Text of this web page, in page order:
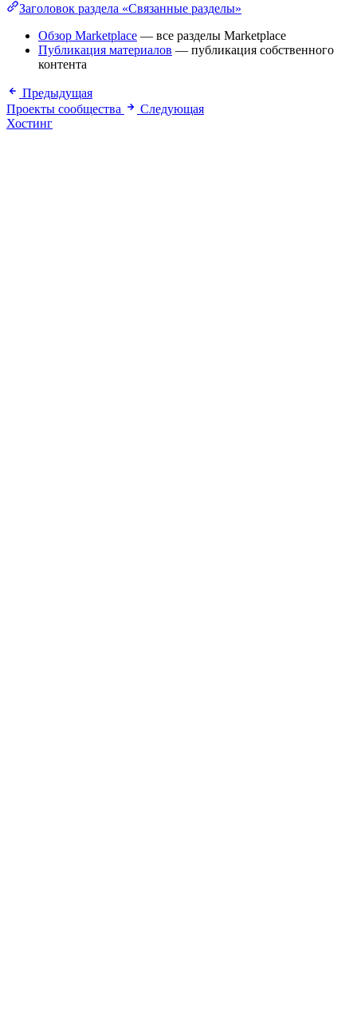
Заголовок раздела «Связанные разделы»
Обзор Marketplace — все разделы Marketplace
Публикация материалов — публикация собственного
контента
Предыдущая
Проекты сообщества
Следующая
Хостинг